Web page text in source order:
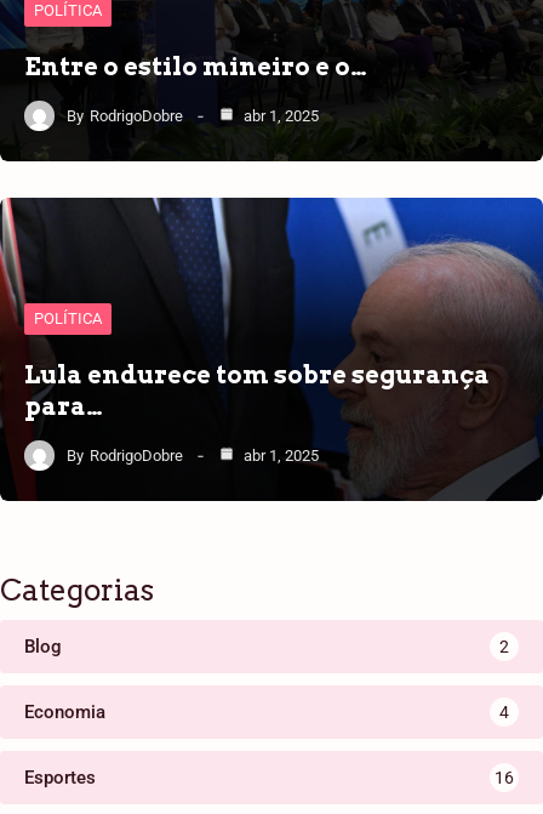
POLÍTICA
Entre o estilo mineiro e o…
By RodrigoDobre abr 1, 2025
POLÍTICA
Lula endurece tom sobre segurança
para…
By RodrigoDobre abr 1, 2025
Categorias
Blog 2
Economia 4
Esportes 16